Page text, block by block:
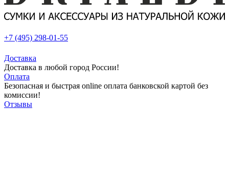
+7 (495) 298-01-55
Доставка
Доставка в любой город России!
Оплата
Безопасная и быстрая online оплата банковской картой без
комиссии!
Отзывы